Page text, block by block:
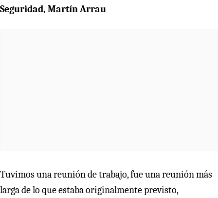
Seguridad, Martín Arrau
Tuvimos una reunión de trabajo, fue una reunión más
larga de lo que estaba originalmente previsto,